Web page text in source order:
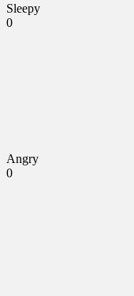
Sleepy
0
Angry
0